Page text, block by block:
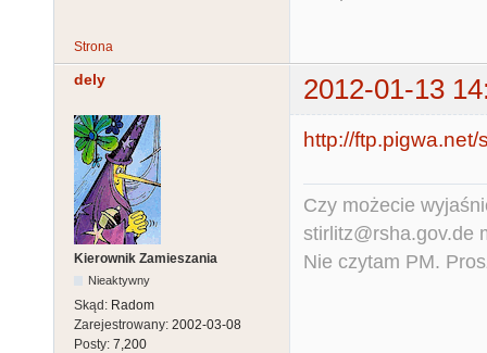
Strona
dely 2012-01-13
Kierownik Zamieszania
Nieaktywny
Skąd: Radom
Zarejestrowany: 2002-03-08
Posty: 7,200
http://
Czy możecie
stirlitz@rsha.gov.de
Nie czytam PM.